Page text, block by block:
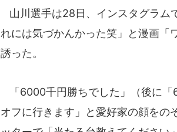
山川選手は28日、インスタグラム
れには気づかんかった笑」と漫画「
誘った。
「6000千円勝ちでした」（後に「
オフに行きます」と愛好家の顔をの